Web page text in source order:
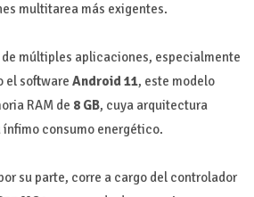
multitarea más exigentes.
múltiples aplicaciones, especialmente
el software Android 11, este modelo
RAM de 8 GB, cuya arquitectura
ínfimo consumo energético.
su parte, corre a cargo del controlador